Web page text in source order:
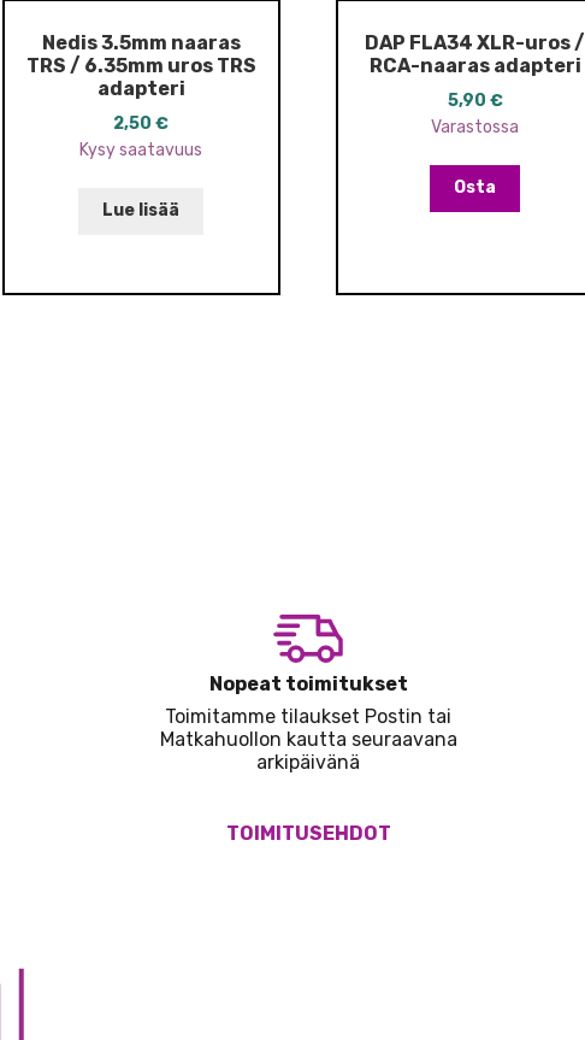
Nedis 3.5mm naaras
TRS / 6.35mm uros TRS
adapteri
2,50€
Kysy saatavuus
Lue lisää
DAP FLA34 XLR-uros /
RCA-naaras adapteri
5,90 €
Varastossa
Osta
Nopeat toimitukset
Toimitamme tilaukset Postin tai
Matkahuollon kautta seuraavana
arkipäivänä
TOIMITUSEHDOT